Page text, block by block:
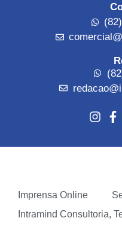
Imprensa Online
Intramind Consultoria,